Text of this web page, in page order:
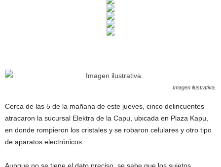
Imagen ilustrativa.
Cerca de las 5 de la mañana de este jueves, cinco delincuentes
atracaron la sucursal Elektra de la Capu, ubicada en Plaza Kapu,
en donde rompieron los cristales y se robaron celulares y otro tipo
de aparatos electrónicos.